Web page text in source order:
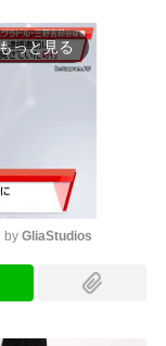
もっと見る
by GliaStudios